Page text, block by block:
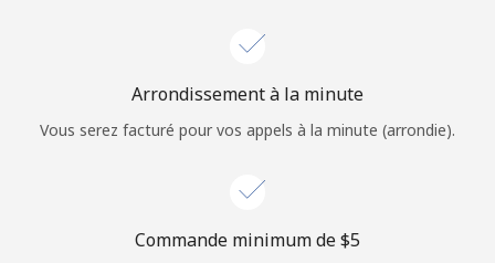
Arrondissement à la minute
Vous serez facturé pour vos appels à la minute (arrondie).
Commande minimum de ⁦$5⁩